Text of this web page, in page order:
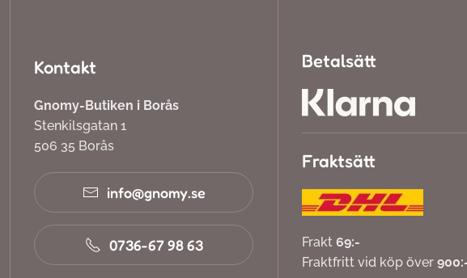
Kontakt
Gnomy-Butiken i Borås
Stenkilsgatan 1
506 35 Borås
info@gnomy.se
0736-67 98 63
Betalsätt
Fraktsätt
Frakt 69:-
Fraktfritt vid köp över